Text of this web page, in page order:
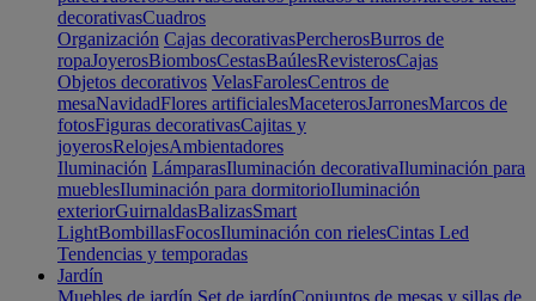
decorativasCuadros
Organización Cajas decorativasPercherosBurros de
ropaJoyerosBiombosCestasBaúlesRevisterosCajas
Objetos decorativos VelasFarolesCentros de
mesaNavidadFlores artificialesMaceterosJarronesMarcos de
fotosFiguras decorativasCajitas y
joyerosRelojesAmbientadores
Iluminación LámparasIluminación decorativaIluminación para
mueblesIluminación para dormitorioIluminación
exteriorGuirnaldasBalizasSmart
LightBombillasFocosIluminación con rielesCintas Led
Tendencias y temporadas
Jardín
Muebles de jardín Set de jardínConjuntos de mesas y sillas de